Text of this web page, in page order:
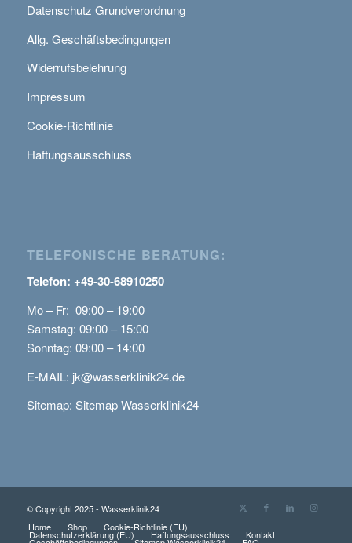
Datenschutz Grundverordnung
Allg. Geschäftsbedingungen
Widerrufsbelehrung
Impressum
Cookie-Richtlinie
Haftungsausschluss
TELEFONISCHE BERATUNG:
Telefon: +49-30-68910250
Mo – Fr: 09:00 – 19:00
Samstag: 09:00 – 15:00
Sonntag: 09:00 – 14:00
E-MAIL: jk@wasserklinik24.de
Sitemap: Sitemap Wasserklinik24
© Copyright 2025 - Wasserklinik24
Home
Shop Cookie-Richtlinie (EU)
Datenschutzerklärung (EU) Haftungsausschluss Kontakt